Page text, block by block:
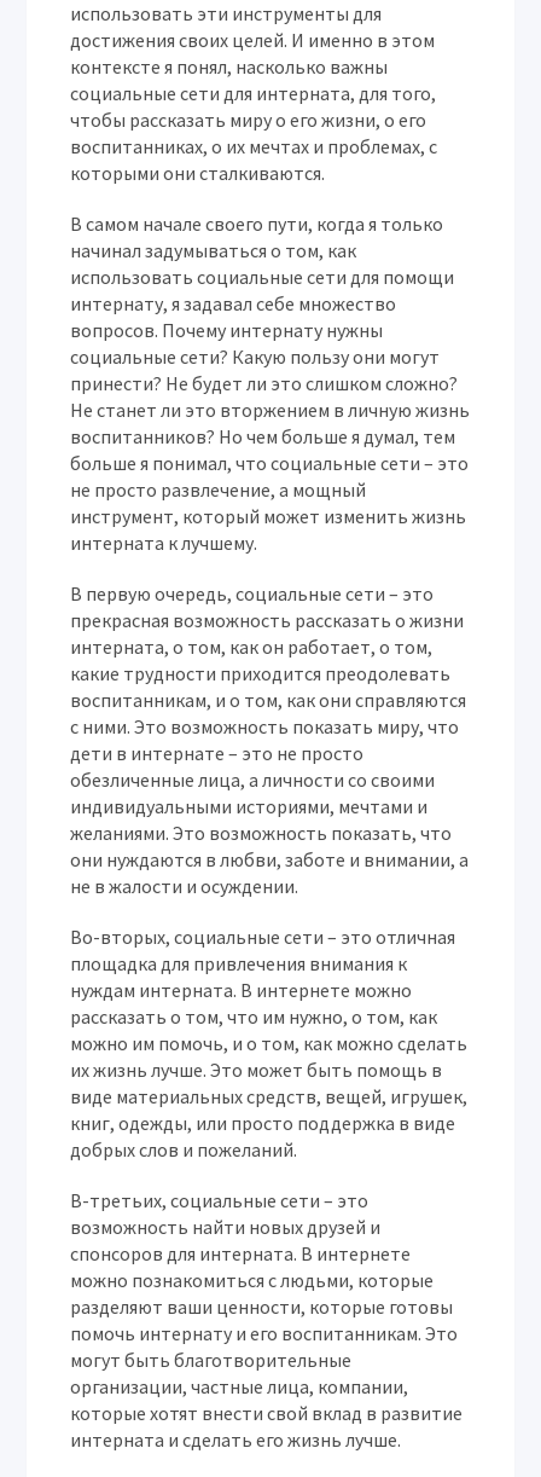
использовать эти инструменты для
достижения своих целей. И именно в этом
контексте я понял, насколько важны
социальные сети для интерната, для того,
чтобы рассказать миру о его жизни, о его
воспитанниках, о их мечтах и проблемах, с
которыми они сталкиваются.
В самом начале своего пути, когда я только
начинал задумываться о том, как
использовать социальные сети для помощи
интернату, я задавал себе множество
вопросов. Почему интернату нужны
социальные сети? Какую пользу они могут
принести? Не будет ли это слишком сложно?
Не станет ли это вторжением в личную жизнь
воспитанников? Но чем больше я думал, тем
больше я понимал, что социальные сети – это
не просто развлечение, а мощный
инструмент, который может изменить жизнь
интерната к лучшему.
В первую очередь, социальные сети – это
прекрасная возможность рассказать о жизни
интерната, о том, как он работает, о том,
какие трудности приходится преодолевать
воспитанникам, и о том, как они справляются
с ними. Это возможность показать миру, что
дети в интернате – это не просто
обезличенные лица, а личности со своими
индивидуальными историями, мечтами и
желаниями. Это возможность показать, что
они нуждаются в любви, заботе и внимании, а
не в жалости и осуждении.
Во-вторых, социальные сети – это отличная
площадка для привлечения внимания к
нуждам интерната. В интернете можно
рассказать о том, что им нужно, о том, как
можно им помочь, и о том, как можно сделать
их жизнь лучше. Это может быть помощь в
виде материальных средств, вещей, игрушек,
книг, одежды, или просто поддержка в виде
добрых слов и пожеланий.
В-третьих, социальные сети – это
возможность найти новых друзей и
спонсоров для интерната. В интернете
можно познакомиться с людьми, которые
разделяют ваши ценности, которые готовы
помочь интернату и его воспитанникам. Это
могут быть благотворительные
организации, частные лица, компании,
которые хотят внести свой вклад в развитие
интерната и сделать его жизнь лучше.